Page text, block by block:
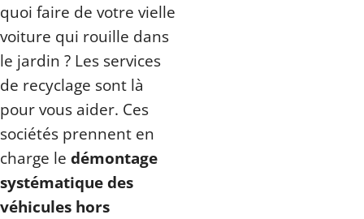
quoi faire de votre vielle
voiture qui rouille dans
le jardin ? Les services
de recyclage sont là
pour vous aider. Ces
sociétés prennent en
charge le démontage
systématique des
véhicules hors